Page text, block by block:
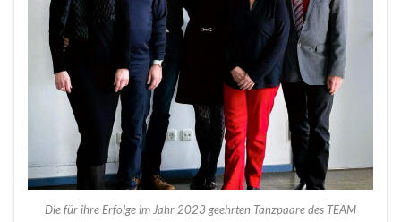
Die für ihre Erfolge im Jahr 2023 geehrten Tanzpaare des TEAM